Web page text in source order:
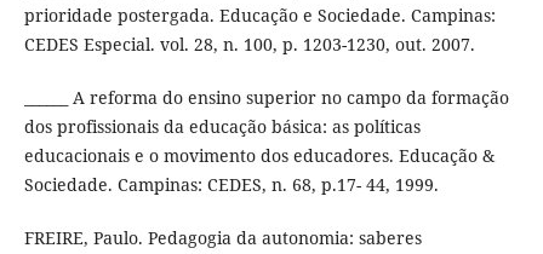
prioridade postergada. Educação e Sociedade. Campinas:
CEDES Especial. vol. 28, n. 100, p. 1203-1230, out. 2007.
______ A reforma do ensino superior no campo da formação
dos profissionais da educação básica: as políticas
educacionais e o movimento dos educadores. Educação &
Sociedade. Campinas: CEDES, n. 68, p.17- 44, 1999.
FREIRE, Paulo. Pedagogia da autonomia: saberes